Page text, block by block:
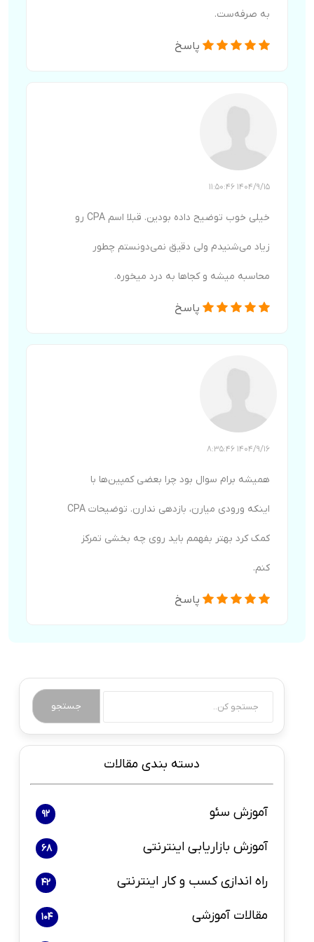
به صرفه‌ست.
پاسخ
1404/9/15 11:50:46
خیلی خوب توضیح داده بودین. قبلا اسم CPA رو
زیاد می‌شنیدم ولی دقیق نمی‌دونستم چطور
محاسبه میشه و کجاها به درد میخوره.
پاسخ
1404/9/16 8:35:46
همیشه برام سوال بود چرا بعضی کمپین‌ها با
اینکه ورودی میارن، بازدهی ندارن. توضیحات CPA
کمک کرد بهتر بفهمم باید روی چه بخشی تمرکز
کنم.
پاسخ
جستجو
دسته بندی مقالات
آموزش سئو 92
آموزش بازاریابی اینترنتی 68
راه اندازی کسب و کار اینترنتی 42
مقالات آموزشی 104